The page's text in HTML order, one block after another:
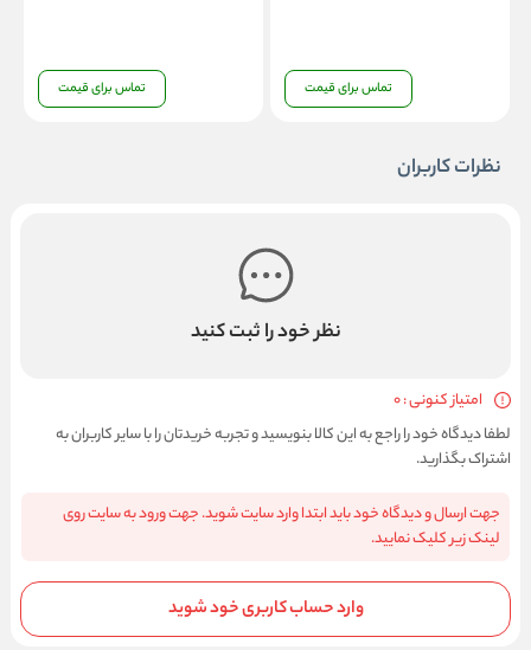
تماس برای قیمت تماس برای قیمت
نظرات کاربران
نظر خود را ثبت کنید
امتیاز کنونی : 0
لطفا دیدگاه خود را راجع به این کالا بنویسید و تجربه خریدتان را با سایر کاربران به
اشتراک بگذارید.
جهت ارسال و دیدگاه خود باید ابتدا وارد سایت شوید. جهت ورود به سایت روی
لینک زیر کلیک نمایید.
وارد حساب کاربری خود شوید